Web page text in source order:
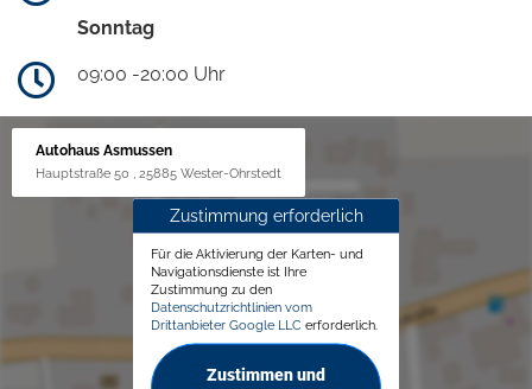
Sonntag
09:00 -20:00 Uhr
Autohaus Asmussen
Hauptstraße 50 , 25885 Wester-Ohrstedt
Zustimmung erforderlich
Für die Aktivierung der Karten- und
Navigationsdienste ist Ihre
Zustimmung zu den
Datenschutzrichtlinien vom
Drittanbieter Google LLC erforderlich.
Zustimmen und